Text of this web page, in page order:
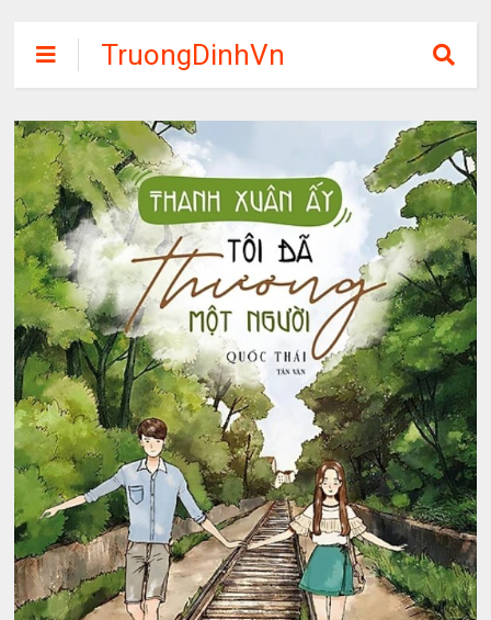
TruongDinhVn
Chia sẽ ebook,
các khóa học,
phần mềm học
tập miễn phí